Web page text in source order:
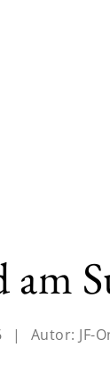
am
| Autor: JF-